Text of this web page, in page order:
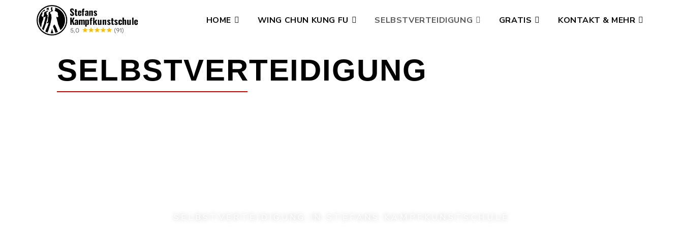
HOME WING CHUN KUNG FU SELBSTVERTEIDIGUNG GRATIS KONTAKT & MEHR
SELBST­VER­TEIDI­GUNG